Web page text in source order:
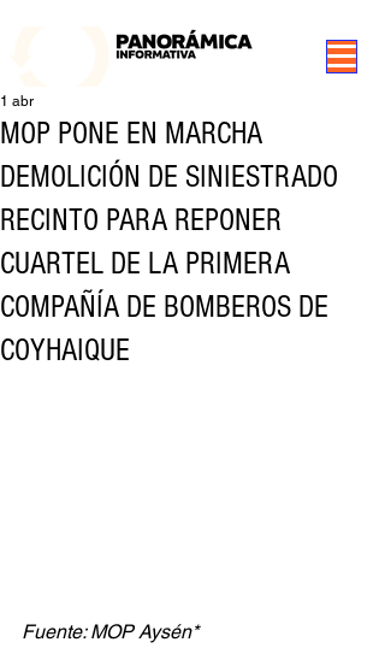
MOP PONE EN MARCHA
DEMOLICIÓN DE SINIESTRADO
RECINTO PARA REPONER
CUARTEL DE LA PRIMERA
COMPAÑÍA DE BOMBEROS DE
COYHAIQUE
1 abr
Fuente: MOP Aysén*